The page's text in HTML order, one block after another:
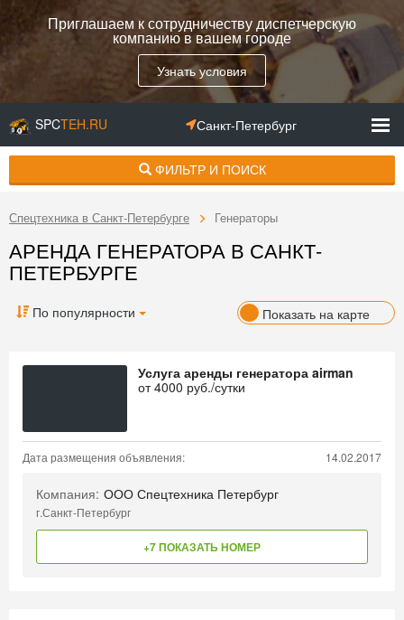
Приглашаем к сотрудничеству диспетчерскую
компанию в вашем городе
Узнать условия
SPCTEH.RU Санкт-Петербург
ФИЛЬТР И ПОИСК
Спецтехника в Санкт-Петербурге Генераторы
АРЕНДА ГЕНЕРАТОРА В САНКТ-
ПЕТЕРБУРГЕ
По популярности Показать на карте
Услуга аренды генератора airman
от4000 руб./сутки
Дата размещения объявления: 14.02.2017
Компания: ООО Спецтехника Петербург
г.Санкт-Петербург
+7 ПОКАЗАТЬ НОМЕР